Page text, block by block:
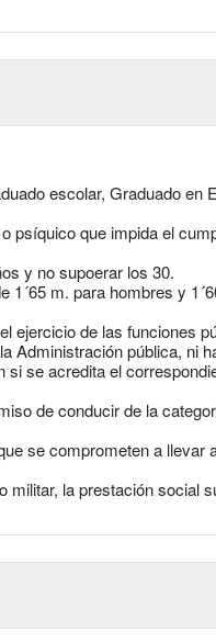
escolar, Graduado en
psíquico que impida el
y no supoerar los 30.
1´65 m. para hombres y
ejercicio de las funciones
Administración pública, ni
si se acredita el
de conducir de la
se comprometen a llevar
militar, la prestación social